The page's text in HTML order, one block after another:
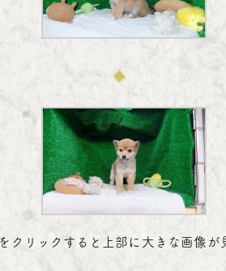
クリックすると上部に大きな画像が